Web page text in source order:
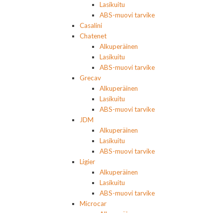
Lasikuitu
ABS-muovi tarvike
Casalini
Chatenet
Alkuperäinen
Lasikuitu
ABS-muovi tarvike
Grecav
Alkuperäinen
Lasikuitu
ABS-muovi tarvike
JDM
Alkuperäinen
Lasikuitu
ABS-muovi tarvike
Ligier
Alkuperäinen
Lasikuitu
ABS-muovi tarvike
Microcar